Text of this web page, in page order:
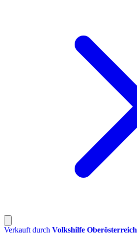
Verkauft durch Volkshilfe Oberösterreich